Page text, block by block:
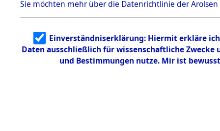
5.3.2
Identifizierun
g
5.3.3
Todesmärsch
0003
Sie möchten mehr über die Datenrichtlinie der Arolsen
Einverständniserklärung: Hiermit erkläre
Daten ausschließlich für wissenschaftliche
und Bestimmungen nutze. Mir ist